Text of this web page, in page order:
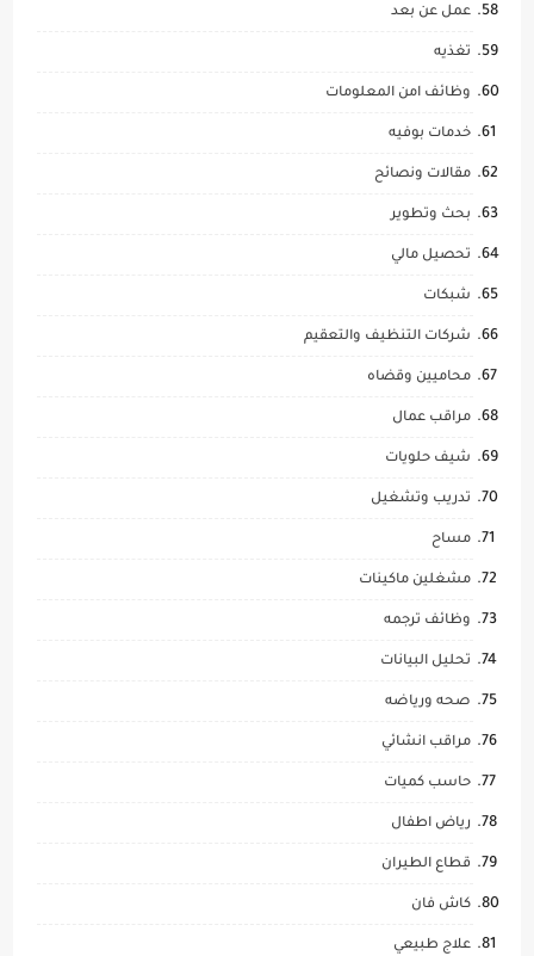
عمل عن بعد
تغذيه
وظائف امن المعلومات
خدمات بوفيه
مقالات ونصائح
بحث وتطوير
تحصيل مالي
شبكات
شركات التنظيف والتعقيم
محاميين وقضاه
مراقب عمال
شيف حلويات
تدريب وتشغيل
مساح
مشغلين ماكينات
وظائف ترجمه
تحليل البيانات
صحه ورياضه
مراقب انشائي
حاسب كميات
رياض اطفال
قطاع الطيران
كاش فان
علاج طبيعي